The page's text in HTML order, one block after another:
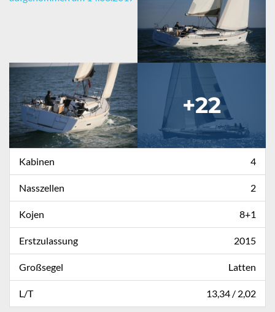
+22
Kabinen 4
Nasszellen 2
Kojen 8+1
Erstzulassung 2015
Großsegel Latten
L/T 13,34 / 2,02